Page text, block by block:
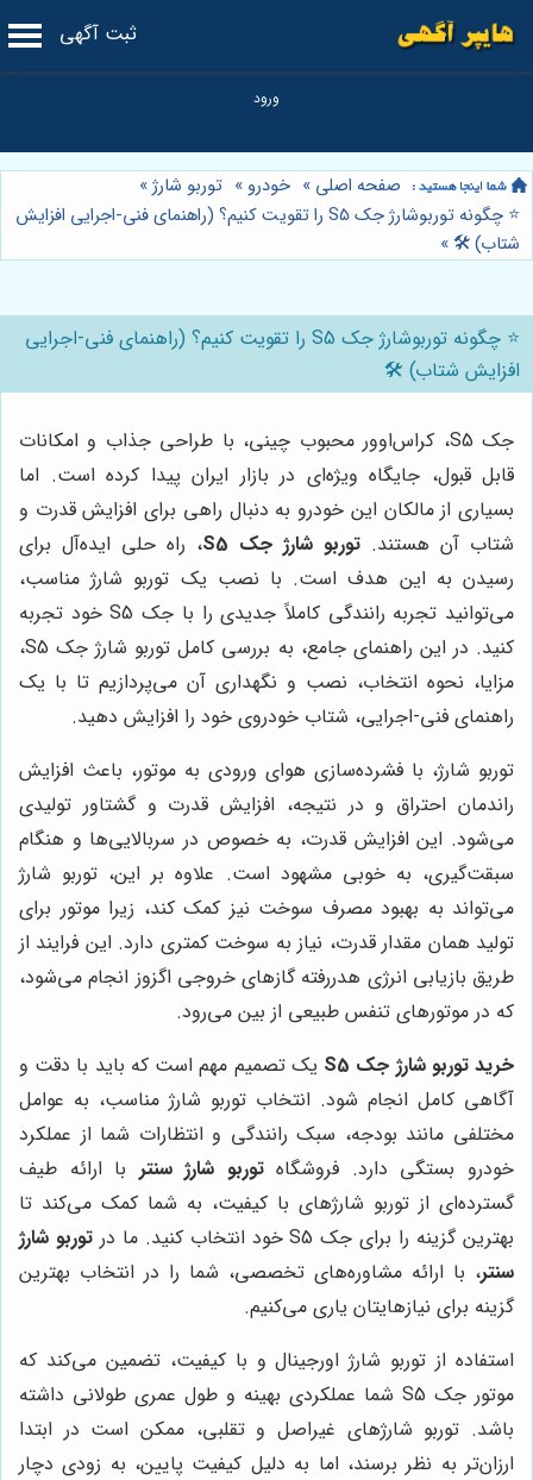
ثبت آگهی
صفحه اصلی » خودرو » توربو شارژ»
⭐️ چگونه توربوشارژ جک S5 را تقویت کنیم؟ (راهنمای فنی-اجرایی افزایش
شتاب) 🛠️»
⭐️ چگونه توربوشارژ جک S5 را تقویت کنیم؟ (راهنمای فنی-اجرایی
افزایش شتاب) 🛠️
جک S5، کراس‌اوور محبوب چینی، با طراحی جذاب و امکانات
قابل قبول، جایگاه ویژه‌ای در بازار ایران پیدا کرده است. اما
بسیاری از مالکان این خودرو به دنبال راهی برای افزایش قدرت و
شتاب آن هستند. توربو شارژ جک S5
، راه حلی ایده‌آل برای
رسیدن به این هدف است. با نصب یک توربو شارژ مناسب،
می‌توانید تجربه رانندگی کاملاً جدیدی را با جک S5 خود تجربه
کنید. در این راهنمای جامع، به بررسی کامل توربو شارژ جک S5،
مزایا، نحوه انتخاب، نصب و نگهداری آن می‌پردازیم تا با یک
راهنمای فنی-اجرایی، شتاب خودروی خود را افزایش دهید.
توربو شارژ، با فشرده‌سازی هوای ورودی به موتور، باعث افزایش
راندمان احتراق و در نتیجه، افزایش قدرت و گشتاور تولیدی
می‌شود. این افزایش قدرت، به خصوص در سربالایی‌ها و هنگام
سبقت‌گیری، به خوبی مشهود است. علاوه بر این، توربو شارژ
می‌تواند به بهبود مصرف سوخت نیز کمک کند، زیرا موتور برای
تولید همان مقدار قدرت، نیاز به سوخت کمتری دارد. این فرایند از
طریق بازیابی انرژی هدررفته گازهای خروجی اگزوز انجام می‌شود،
که در موتورهای تنفس طبیعی از بین می‌رود.
خرید توربو شارژ جک S5
یک تصمیم مهم است که باید با دقت و
آگاهی کامل انجام شود. انتخاب توربو شارژ مناسب، به عوامل
مختلفی مانند بودجه، سبک رانندگی و انتظارات شما از عملکرد
خودرو بستگی دارد. فروشگاهتوربو شارژ سنتر با ارائه طیف
گسترده‌ای از توربو شارژهای با کیفیت، به شما کمک می‌کند تا
بهترین گزینه را برای جک S5 خود انتخاب کنید. ما در
توربو شارژ
سنتر، با ارائه مشاوره‌های تخصصی، شما را در انتخاب بهترین
گزینه برای نیازهایتان یاری می‌کنیم.
استفاده از توربو شارژ اورجینال و با کیفیت، تضمین می‌کند که
موتور جک S5 شما عملکردی بهینه و طول عمری طولانی داشته
باشد. توربو شارژهای غیراصل و تقلبی، ممکن است در ابتدا
ارزان‌تر به نظر برسند، اما به دلیل کیفیت پایین، به زودی دچار